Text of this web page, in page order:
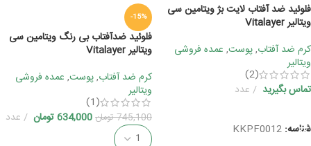
فلوئید ضد آفتاب لایت بژ ویتامین سی
ویتالیر Vitalayer
کرم ضد آفتاب,پوست, عمده فروشی
ویتالیر
(2)
تماس بگیرید
عدد
شناسه: KKPF0012
-15%
فلوئید ضدآفتاب بی رنگ ویتامین سی
ویتالیر Vitalayer
کرم ضد آفتاب,پوست, عمده فروشی
ویتالیر
(1)
745,100تومان634,000تومان عدد
افزودن به سبد خرید